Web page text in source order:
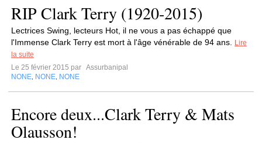
RIP Clark Terry (1920-2015)
Lectrices Swing, lecteurs Hot, il ne vous a pas échappé que
l'Immense Clark Terry est mort à l'âge vénérable de 94 ans.
Lire
la suite
Le 25 février 2015 par Assurbanipal
NONE NONE NONE
Encore deux...Clark Terry & Mats
Olausson!